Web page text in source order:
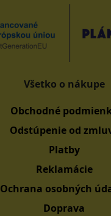
Všetko o nákupe
Obchodné
Odstúpenie od
Platby
Reklamácie
Ochrana osobných
Doprava